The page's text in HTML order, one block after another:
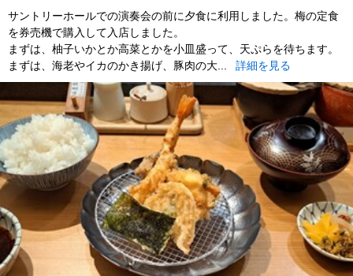
サントリーホールでの演奏会の前に夕食に利用しました。梅の定食
を券売機で購入して入店しました。
まずは、柚子いかとか高菜とかを小皿盛って、天ぷらを待ちます。
まずは、海老やイカのかき揚げ、豚肉の大...
詳細を見る